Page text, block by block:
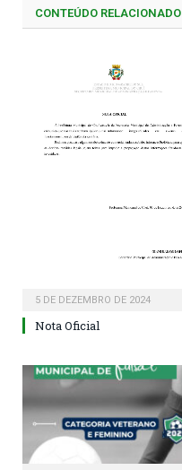
CONTEÚDO RELACIONADO
5 DE DEZEMBRO DE 2024
Nota Oficial